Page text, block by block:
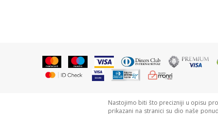
Nastojimo biti što precizniji u opisu
prikazani na stranici su dio naše